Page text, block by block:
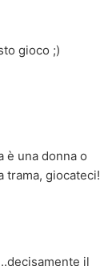
gioco ;)
è una donna o
trama, giocateci!
il